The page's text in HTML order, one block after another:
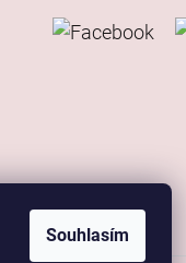
Souhlasím